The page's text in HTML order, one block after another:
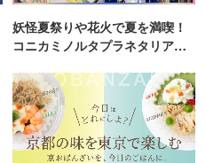
妖怪夏祭りや花火で夏を満喫！
コニカミノルタプラネタリア